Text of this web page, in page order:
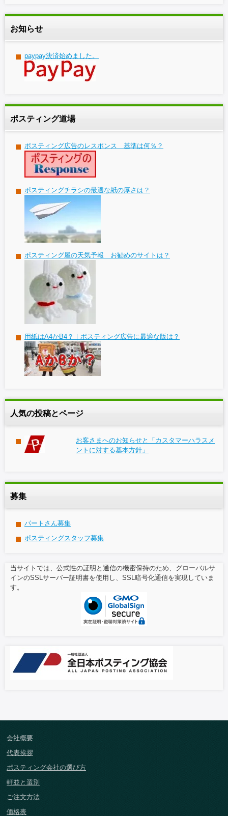
お知らせ
paypay決済始めました。
ポスティング道場
ポスティング広告のレスポンス 基準は何％？
ポスティングチラシの最適な紙の厚さは？
ポスティング屋の天気予報 お勧めのサイトは？
用紙はA4かB4？｜ポスティング広告に最適な版は？
人気の投稿とページ
お客さまへのお知らせと「カスタマーハラスメ
ントに対する基本方針」
募集
パートさん募集
ポスティングスタッフ募集
当サイトでは、公式性の証明と通信の機密保持のため、グローバルサ
インのSSLサーバー証明書を使用し、SSL暗号化通信を実現していま
す。
会社概要
代表挨拶
ポスティング会社の選び方
軒並と選別
ご注文方法
価格表